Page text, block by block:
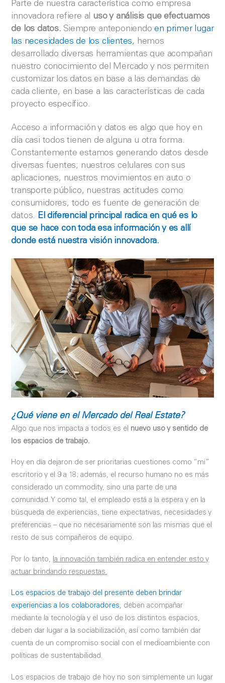
Parte de nuestra característica como empresa
innovadora refiere al uso y análisis que efectuamos
de los datos. Siempre anteponiendoen primer lugar
las necesidades de los clientes, hemos
desarrollado diversas herramientas que acompañan
nuestro conocimiento del Mercado y nos permiten
customizar los datos en base a las demandas de
cada cliente, en base a las características de cada
proyecto específico.
Acceso a información y datos es algo que hoy en
día casi todos tienen de alguna u otra forma.
Constantemente estamos generando datos desde
diversas fuentes; nuestros celulares con sus
aplicaciones, nuestros movimientos en auto o
transporte público, nuestras actitudes como
consumidores, todo es fuente de generación de
datos. El diferencial principal radica en qué es lo
que se hace con toda esa información y es allí
donde está nuestra visión innovadora.
¿Qué viene en el Mercado del Real Estate?
Algo que nos impacta a todos es el nuevo uso y sentido de
los espacios de trabajo.
Hoy en día dejaron de ser prioritarias cuestiones como “mi”
escritorio y el 9 a 18; además, el recurso humano no es más
considerado un commodity, sino una parte de una
comunidad. Y como tal, el empleado está a la espera y en la
búsqueda de experiencias, tiene expectativas, necesidades y
preferencias – que no necesariamente son las mismas que el
resto de sus compañeros de equipo.
Por lo tanto, la innovación también radica en entender esto y
actuar brindando respuestas.
Los espacios de trabajo del presente deben brindar
experiencias a los colaboradores, deben acompañar
mediante la tecnología y el uso de los distintos espacios,
deben dar lugar a la sociabilización, así como también dar
cuenta de un compromiso social con el medioambiente con
políticas de sustentabilidad.
Los espacios de trabajo de hoy no son simplemente un lugar